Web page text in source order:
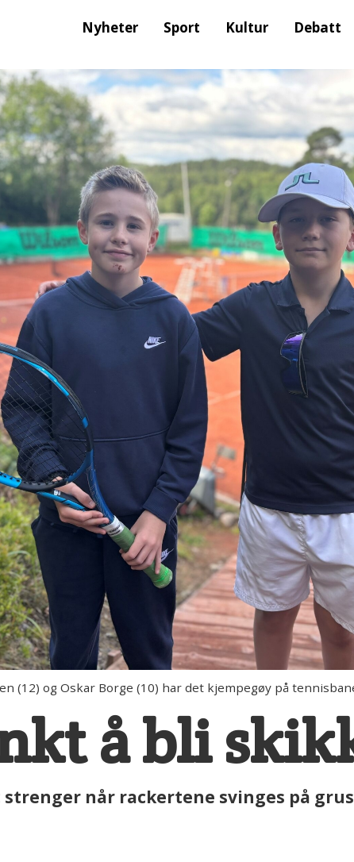
Nyheter Sport Kultur Debatt
(12) og Oskar Borge (10) har det kjempegøy på
å bli
når rackertene svinges på